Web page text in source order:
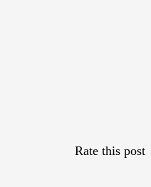
Rate this post